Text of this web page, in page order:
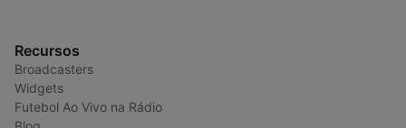
Recursos
Broadcasters
Widgets
Futebol Ao Vivo na Rádio